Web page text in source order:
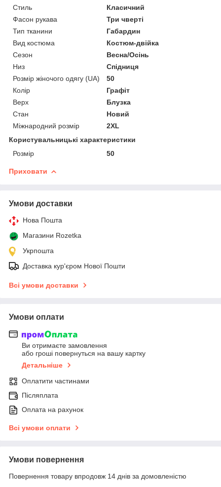
Стиль
Класичний
Фасон рукава
Три чверті
Тип тканини
Габардин
Вид костюма
Костюм-двійка
Сезон
Весна/Осінь
Низ
Спідниця
Розмір жіночого одягу (UA)
50
Колір
Графіт
Верх
Блузка
Стан
Новий
Міжнародний розмір
2XL
Користувальницькі характеристики
Розмір
50
Приховати
Умови доставки
Нова Пошта
Магазини Rozetka
Укрпошта
Доставка кур'єром Нової Пошти
Всі умови доставки
Умови оплати
Ви отримаєте замовлення
або гроші повернуться на вашу картку
Детальніше
Оплатити частинами
Післяплата
Оплата на рахунок
Всі умови оплати
Умови повернення
Повернення товару впродовж 14 днів за домовленістю